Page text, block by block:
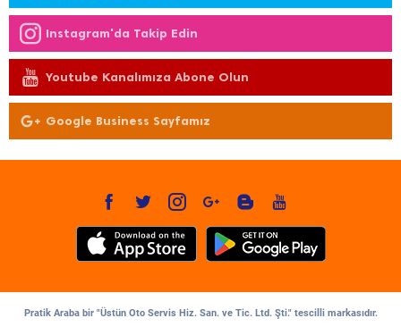
Instagram'da Takip Edin
Youtube Kanalımıza Abone Olun
Google Business Sayfamız
Pratik Araba bir "Üstün Oto Servis Hiz. San. ve Tic. Ltd. Şti." tescilli markasıdır.